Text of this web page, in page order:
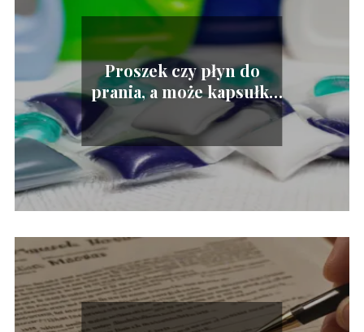
Proszek czy płyn do
prania, a może kapsułki
lub żel? Co wybrać?